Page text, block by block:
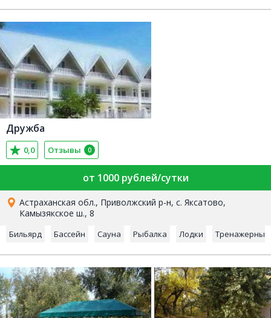
Дружба
0,0 Отзывы 0
от 1000 рублей/сутки
Астраханская обл., Приволжский р-н, с. Яксатово,
Камызякское ш., 8
Бильярд Бассейн Сауна Рыбалка Лодки Тренажерный